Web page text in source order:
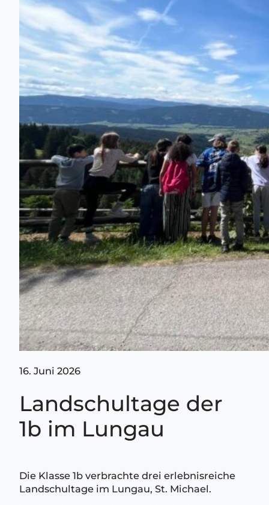
16. Juni 2026
Landschultage der
1b im Lungau
Die Klasse 1b verbrachte drei erlebnisreiche
Landschultage im Lungau, St. Michael.